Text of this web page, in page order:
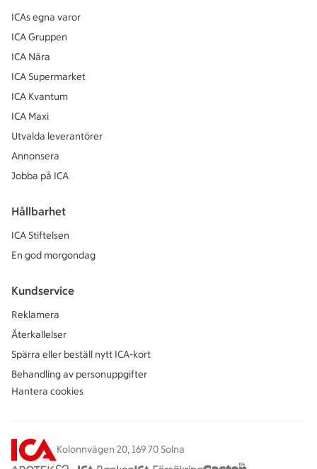
ICAs egna varor
ICA Gruppen
ICA Nära
ICA Supermarket
ICA Kvantum
ICA Maxi
Utvalda leverantörer
Annonsera
Jobba på ICA
Hållbarhet
ICA Stiftelsen
En god morgondag
Kundservice
Reklamera
Återkallelser
Spärra eller beställ nytt ICA-kort
Behandling av personuppgifter
Hantera cookies
Kolonnvägen 20, 169 70 Solna